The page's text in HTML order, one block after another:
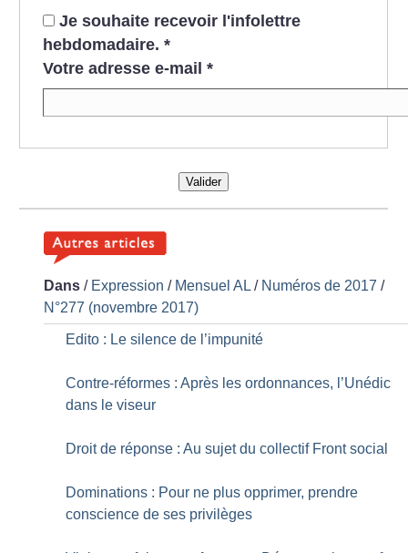
Je souhaite recevoir l'infolettre
hebdomadaire. *
Votre adresse e-mail *
Valider
Dans / Expression / Mensuel AL / Numéros de 2017 /
N°277 (novembre 2017)
Edito : Le silence de l’impunité
Contre-réformes : Après les ordonnances, l’Unédic
dans le viseur
Droit de réponse : Au sujet du collectif Front social
Dominations : Pour ne plus opprimer, prendre
conscience de ses privilèges